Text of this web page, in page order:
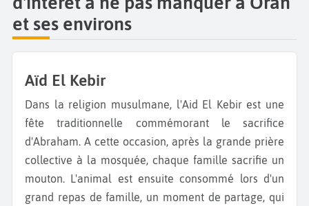
et ses environs
Aïd El Kebir
Dans la religion musulmane, l'Aid El Kebir est une
fête traditionnelle commémorant le sacrifice
d'Abraham. A cette occasion, après la grande prière
collective à la mosquée, chaque famille sacrifie un
mouton. L'animal est ensuite consommé lors d'un
grand repas de famille, un moment de partage, qui